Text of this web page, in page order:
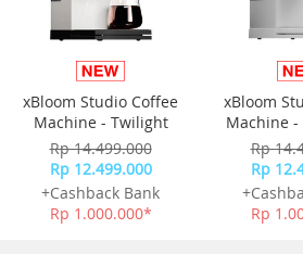
xBloom Studio Coffee
Machine - Twilight
Rp 14.499.000
Rp 12.499.000
+Cashback Bank
Rp 1.000.000*
xBloom
Machine
Rp
Rp
Rp